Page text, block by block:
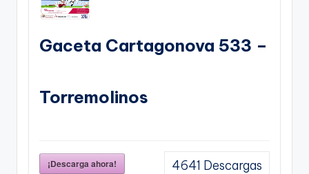
Gaceta Cartagonova 533 –
Torremolinos
¡Descarga ahora! 4641 Descargas